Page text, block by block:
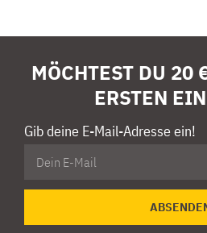
MÖCHTEST DU 20
ERSTEN
Gib deine E-Mail-Adresse ein!